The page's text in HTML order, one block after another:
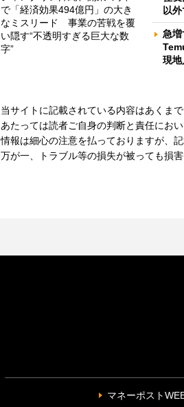
で「経済効果494億円」の大き
なミスリード 事業の苦戦を覆
い隠す“不透明すぎる巨大な数
字”
以
急
現地
当サイトに記載されている内容はあくま
あたっては読者ご自身の判断と責任にお
情報は細心の注意を払っておりますが、
万が一、トラブル等の損失が被っても損
マネーポスト